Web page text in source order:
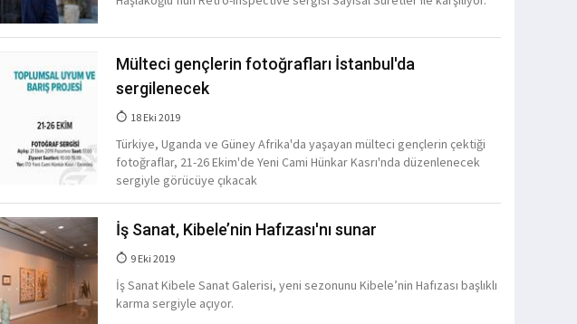
Mülteci gençlerin fotoğrafları İstanbul'da
sergilenecek
18 Eki 2019
Türkiye, Uganda ve Güney Afrika'da yaşayan mülteci gençlerin çektiği
fotoğraflar, 21-26 Ekim'de Yeni Cami Hünkar Kasrı'nda düzenlenecek
sergiyle görücüye çıkacak
İş Sanat, Kibele’nin Hafızası'nı sunar
9 Eki 2019
İş Sanat Kibele Sanat Galerisi, yeni sezonunu Kibele’nin Hafızası başlıklı
karma sergiyle açıyor.